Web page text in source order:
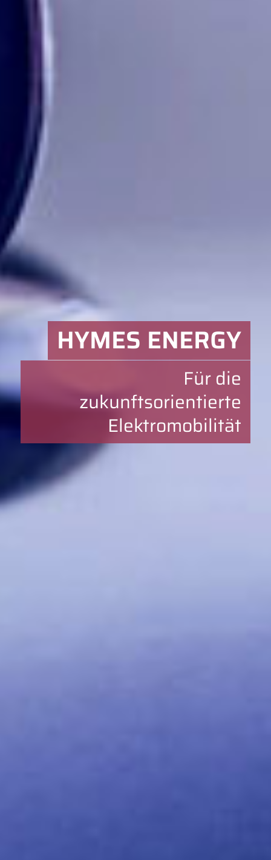
HYMES ENERGY
Für die
zukunftsorientierte
Elektromobilität